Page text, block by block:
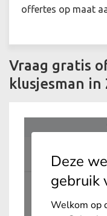
offertes op maat
Vraag gratis
klusjesman